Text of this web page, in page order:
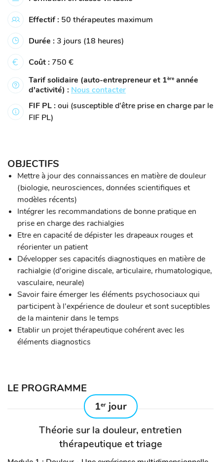
Effectif : 50 thérapeutes maximum
Durée : 3 jours (18 heures)
Coût : 750 €
Tarif solidaire (auto-entrepreneur et 1ère année
d'activité) : Nous contacter
FIF PL : oui (susceptible d'être prise en charge par le
FIF PL)
OBJECTIFS
Mettre à jour des connaissances en matière de douleur
(biologie, neurosciences, données scientifiques et
modèles récents)
Intégrer les recommandations de bonne pratique en
prise en charge des rachialgies
Etre en capacité de dépister les drapeaux rouges et
réorienter un patient
Développer ses capacités diagnostiques en matière de
rachialgie (d'origine discale, articulaire, rhumatologique,
vasculaire, neurale)
Savoir faire émerger les éléments psychosociaux qui
participent à l'expérience de douleur et sont suceptibles
de la maintenir dans le temps
Etablir un projet thérapeutique cohérent avec les
éléments diagnostics
LE PROGRAMME
1erjour
Théorie sur la douleur, entretien
thérapeutique et triage